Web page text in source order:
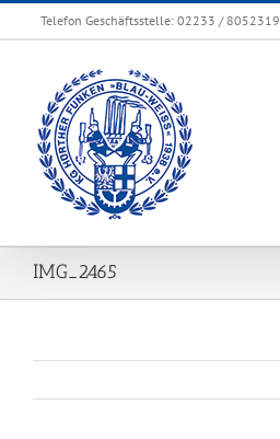
Zum
Telefon Geschäftsstelle: 02233 / 8052319
IMG_2465